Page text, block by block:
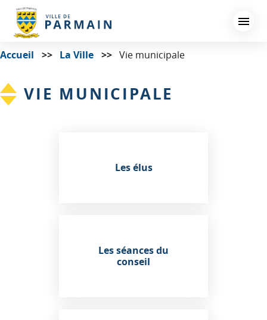
principal
Accueil La Ville Vie municipale
VIE MUNICIPALE
Les élus
Les séances du
conseil